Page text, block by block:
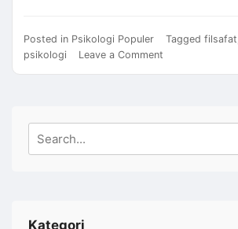
Posted in Psikologi Populer Tagged filsafat
psikologi
Leave a Comment
for:
Kategori